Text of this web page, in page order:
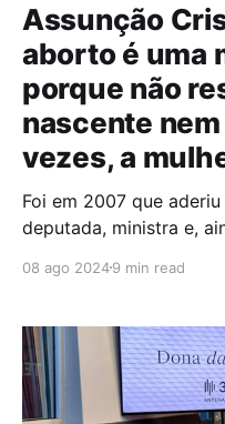
Assunção
aborto é uma
porque não
nascente
vezes, a
Foi em 2007 que
deputada, ministra e,
desde então, Assunção
enquanto professora
08 ago 20249 min read